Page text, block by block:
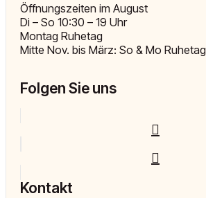
Öffnungszeiten im August
Di – So 10:30 – 19 Uhr
Montag Ruhetag
Mitte Nov. bis März: So & Mo Ruhetag
Folgen Sie uns
Kontakt